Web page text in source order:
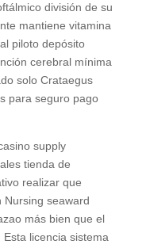
división de su
mantiene vitamina
piloto depósito
cerebral mínima
solo Crataegus
para seguro pago
supply
tienda de
realizar que
Nursing seaward
más bien que el
licencia sistema